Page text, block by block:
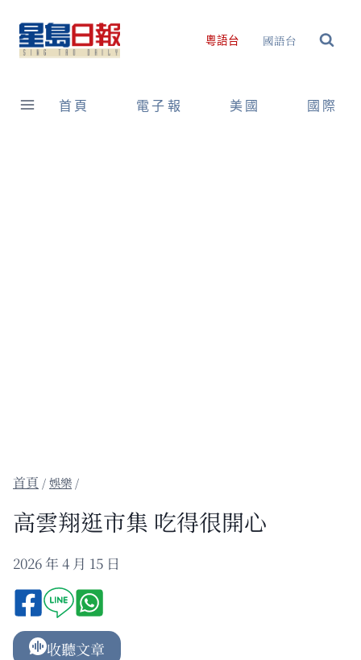
content
粵語台 國語台
首頁 電子報 美國 國際
/娛樂 /
高雲翔逛市集 吃得很開心
2026 年 4 月 15 日
收聽文章